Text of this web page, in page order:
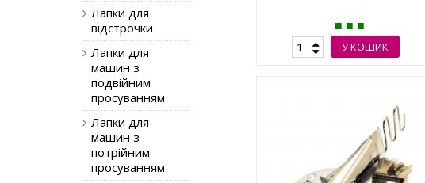
У КОШИК
Лапки для
відстрочки
Лапки для
машин з
подвійним
просуванням
Лапки для
машин з
потрійним
просуванням